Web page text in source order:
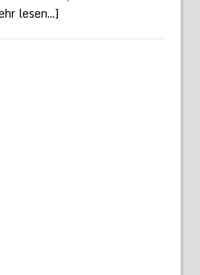
lesen...]